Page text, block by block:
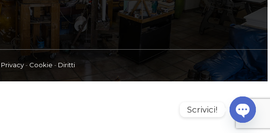
Privacy- Cookie - Diritti
Scrivici!